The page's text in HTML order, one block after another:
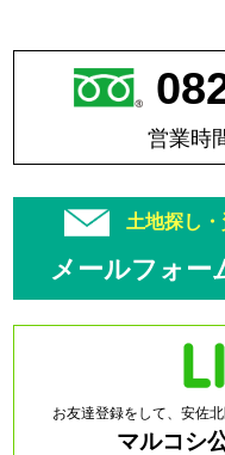
営業時
土地探し・
メールフォー
お友達登録をして、安佐
マルコシ